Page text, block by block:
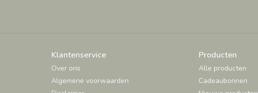
Klantenservice
Over ons
Algemene voorwaarden
Producten
Alle producten
Cadeaubonnen